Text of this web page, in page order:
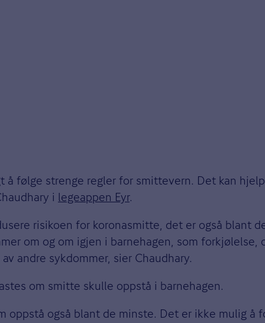
å følge strenge regler for smittevern. Det kan
i legeappen Eyr.
risikoen for koronasmitte, det er også blant
om og om igjen i barnehagen, som forkjølelse,
andre sykdommer, sier Chaudhary.
om smitte skulle oppstå i barnehagen.
oppstå også blant de minste. Det er ikke mulig